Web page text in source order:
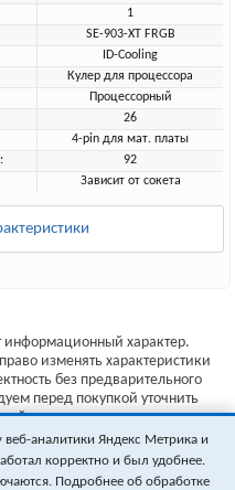
1
SE-903-XT FRGB
ID-Cooling
Кулер для процессора
Процессорный
26
4-pin для мат. платы
92
Зависит от сокета
информационный характер.
изменять характеристики
без предварительного
перед покупкой уточнить
производителя.
офертой (ст.435 ГК РФ).
уточняйте у менеджера.
аналитики Яндекс Метрика и
корректно и был удобнее.
Подробнее об обработке